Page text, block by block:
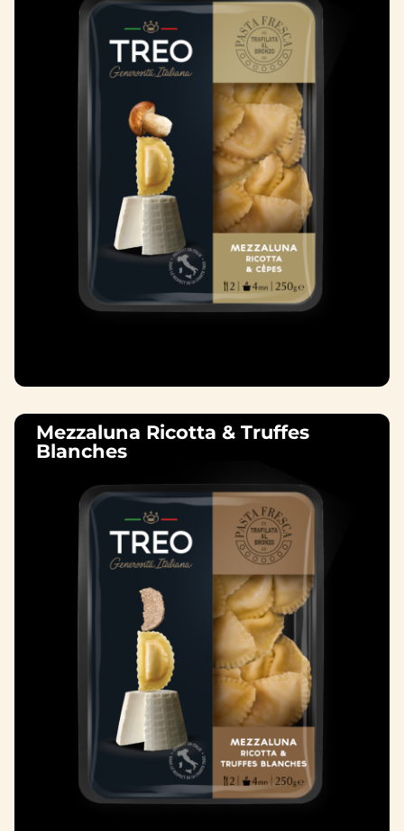
Mezzaluna Ricotta & Truffes
Blanches